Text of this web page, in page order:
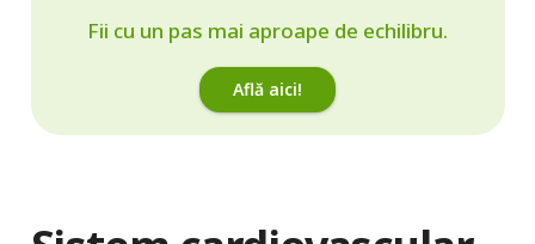
Fii cu un pas mai aproape de echilibru.
Află aici!